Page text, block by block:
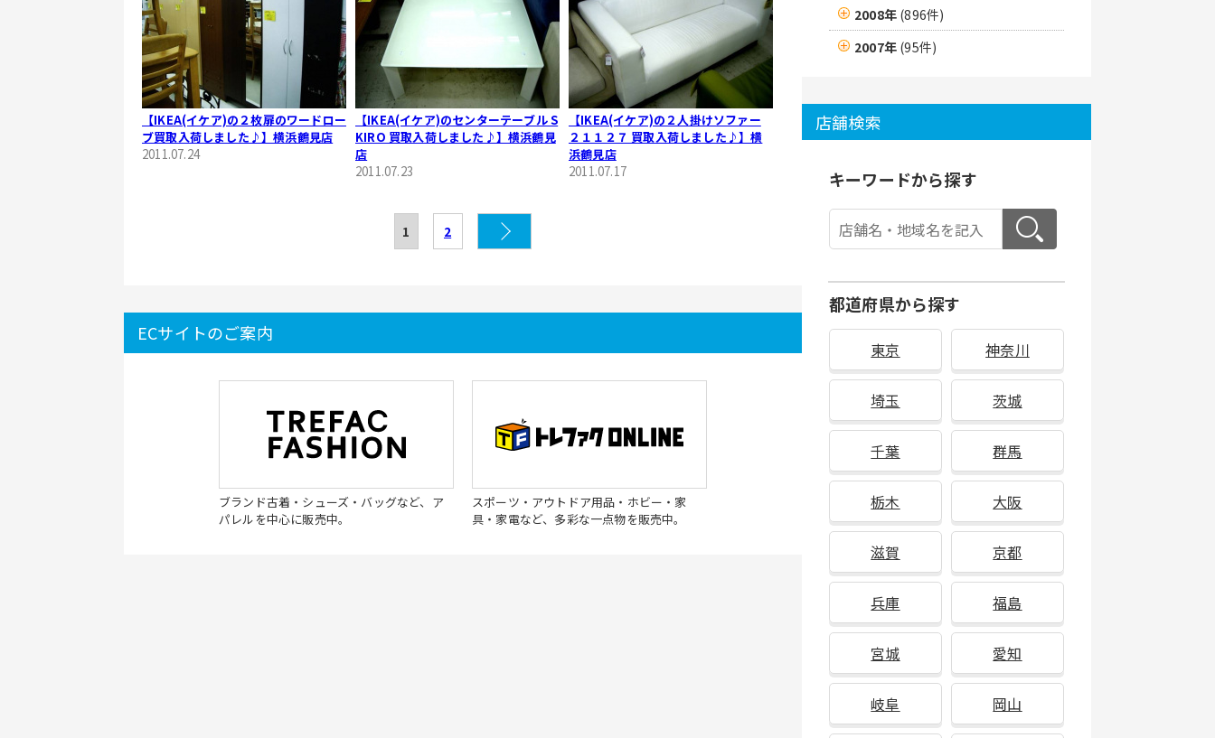
【IKEA(イケア)の２枚扉のワードロー
ブ買取入荷しました♪】横浜鶴見店
2011.07.24
【IKEA(イケア)のセンターテーブル S
KIRO 買取入荷しました♪】横浜鶴見
店
2011.07.23
【IKEA(イケア)の２人掛けソファー
２１１２７ 買取入荷しました♪】横
浜鶴見店
2011.07.17
1 2
ECサイトのご案内
ブランド古着・シューズ・バッグなど、ア
パレルを中心に販売中。
スポーツ・アウトドア用品・ホビー・家
具・家電など、多彩な一点物を販売中。
2008年 (896件)
2007年 (95件)
店舗検索
キーワードから探す
都道府県から探す
東京 神奈川
埼玉 茨城
千葉 群馬
栃木 大阪
滋賀 京都
兵庫 福島
宮城 愛知
岐阜 岡山